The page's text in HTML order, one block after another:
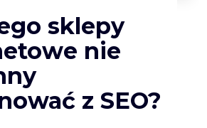
sklepy
nie
z SEO?